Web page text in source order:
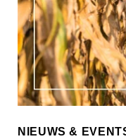
NIEUWS &